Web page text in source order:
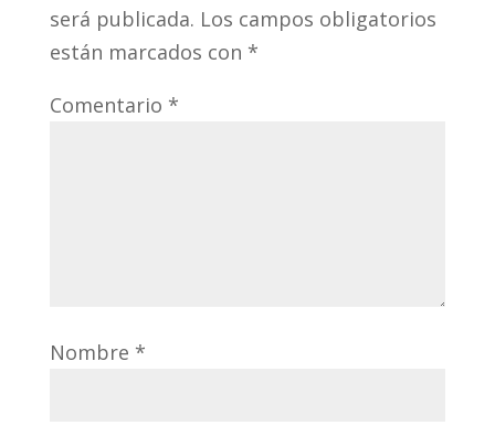
será publicada. Los campos obligatorios
están marcados con *
Comentario *
Nombre *